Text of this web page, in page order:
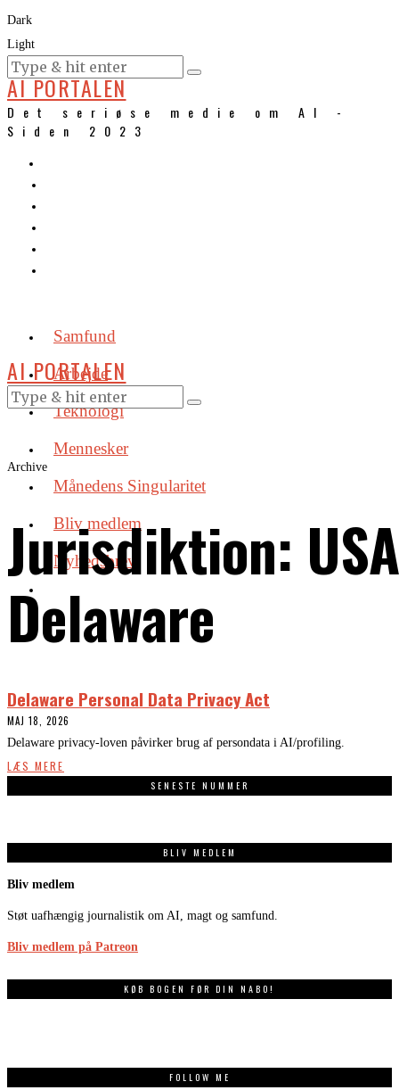
Dark
Light
KURSER
AI PORTALEN
Det seriøse medie om AI -
Siden 2023
Samfund
Arbejde
Teknologi
Mennesker
Månedens Singularitet
Bliv medlem
Nyhedsbrev
AI PORTALEN
Archive
Jurisdiktion:
Delaware
Delaware Personal Data Privacy Act
MAJ 18, 2026
Delaware privacy-loven påvirker brug af persondata i AI/profiling.
LÆS MERE
SENESTE NUMMER
BLIV MEDLEM
Bliv medlem
Støt uafhængig journalistik om AI, magt og samfund.
Bliv medlem på Patreon
KØB BOGEN FØR DIN NABO!
FOLLOW ME